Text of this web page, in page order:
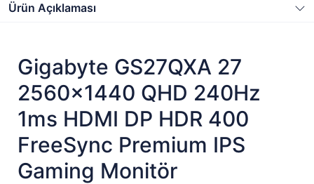
Ürün Açıklaması
Gigabyte GS27QXA 27
2560x1440 QHD 240Hz
1ms HDMI DP HDR 400
FreeSync Premium IPS
Gaming Monitör